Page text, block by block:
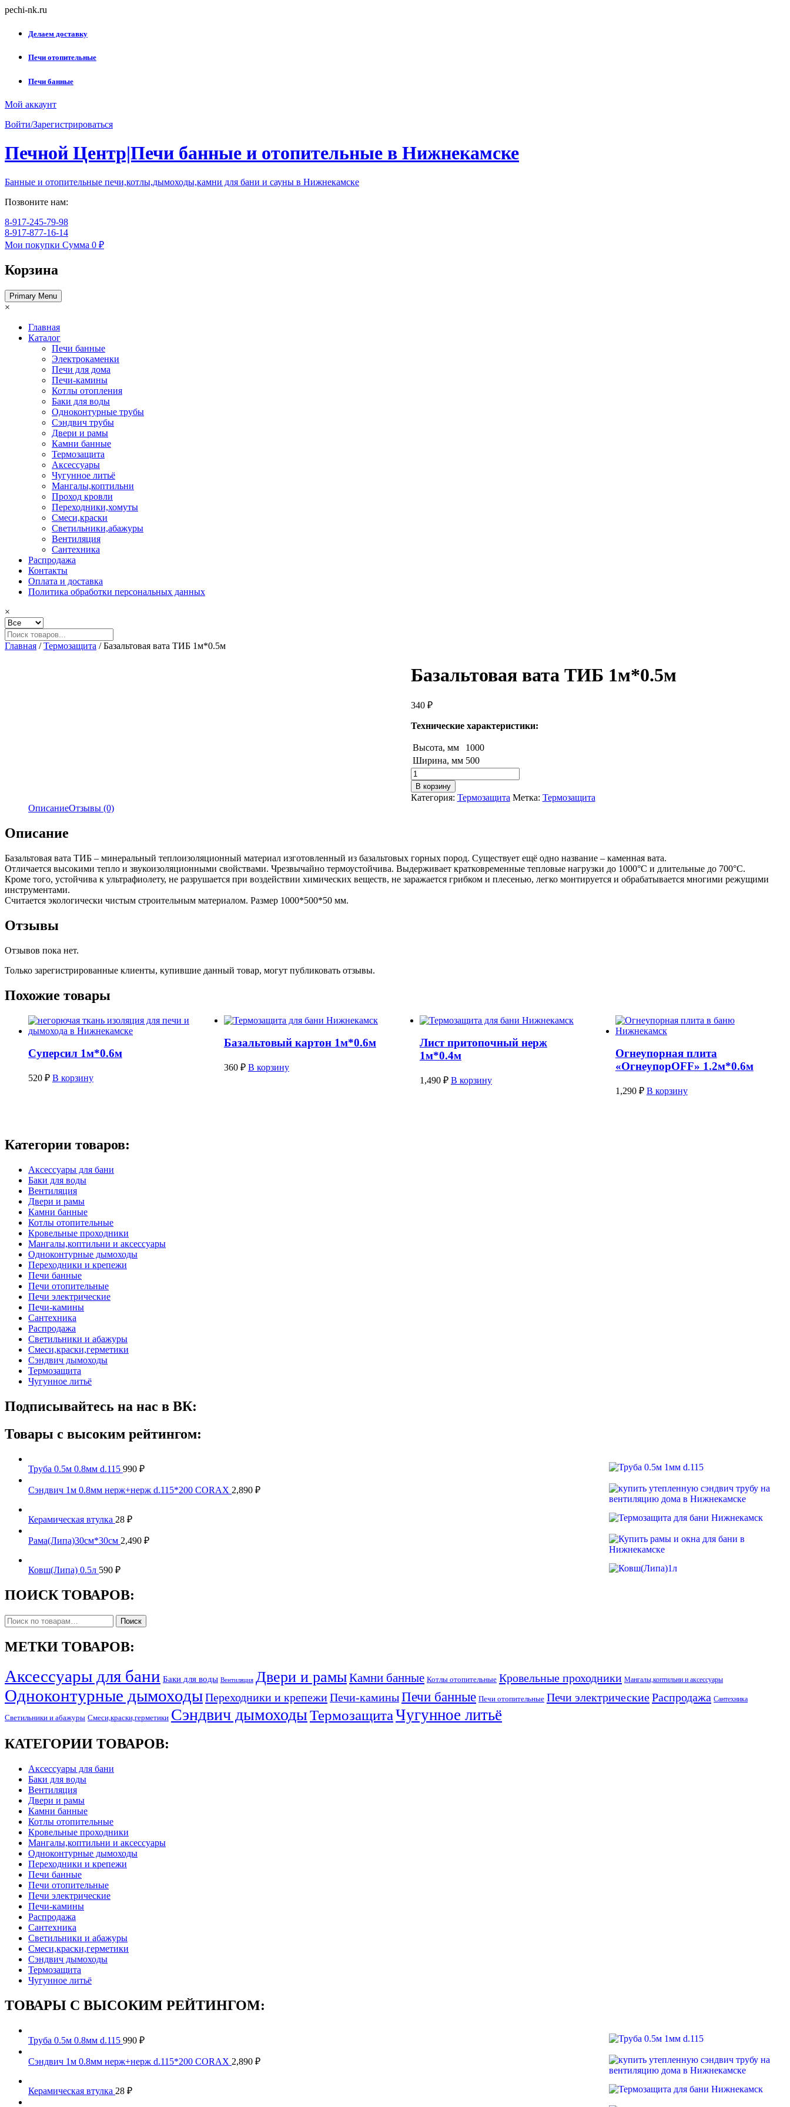
Skip
content
pechi-nk.ru
Делаем доставку
Печи отопительные
Печи банные
Мой аккаунт
Войти/Зарегистрироваться
Печной Центр|Печи банные и отопительные в Нижнекамске
Банные и отопительные печи,котлы,дымоходы,камни для бани и сауны в Нижнекамске
Позвоните нам:
8-917-245-79-98
8-917-877-16-14
Мои покупки Сумма 0 ₽
Корзина
Primary Menu
×
Главная
Каталог
Печи банные
Электрокаменки
Печи для дома
Печи-камины
Котлы отопления
Баки для воды
Одноконтурные трубы
Сэндвич трубы
Двери и рамы
Камни банные
Термозащита
Аксессуары
Чугунное литьё
Мангалы,коптильни
Проход кровли
Переходники,хомуты
Смеси,краски
Светильники,абажуры
Вентиляция
Сантехника
Распродажа
Контакты
Оплата и доставка
Политика обработки персональных данных
×
Главная /Термозащита / Базальтовая вата ТИБ 1м*0.5м
Базальтовая вата ТИБ 1м*0.5м
340 ₽
Технические характеристики:
Высота, мм
1000
Ширина, мм 500
Количество
товара
Базальтовая
вата
В корзину
Категория: Термозащита Метка: Термозащита
ОписаниеОтзывы (0)
Описание
Базальтовая вата ТИБ – минеральный теплоизоляционный материал изготовленный из базальтовых горных пород. Существует ещё одно название – каменная вата.
Отличается высокими тепло и звукоизоляционными свойствами. Чрезвычайно термоустойчива. Выдерживает кратковременные тепловые нагрузки до 1000°С и длительные до 700°С.
Кроме того, устойчива к ультрафиолету, не разрушается при воздействии химических веществ, не заражается грибком и плесенью, легко монтируется и обрабатывается многими режущими
инструментами.
Считается экологически чистым строительным материалом. Размер 1000*500*50 мм.
Отзывы
Отзывов пока нет.
Только зарегистрированные клиенты, купившие данный товар, могут публиковать отзывы.
Похожие товары
Суперсил 1м*0.6м
520 ₽ В корзину
Базальтовый картон 1м*0.6м
360 ₽ В корзину
Лист притопочный нерж
1м*0.4м
1,490 ₽ В корзину
Огнеупорная плита
«ОгнеупорOFF» 1.2м*0.6м
1,290 ₽ В корзину
Категории товаров:
Аксессуары для бани
Баки для воды
Вентиляция
Двери и рамы
Камни банные
Котлы отопительные
Кровельные проходники
Мангалы,коптильни и аксессуары
Одноконтурные дымоходы
Переходники и крепежи
Печи банные
Печи отопительные
Печи электрические
Печи-камины
Сантехника
Распродажа
Светильники и абажуры
Смеси,краски,герметики
Сэндвич дымоходы
Термозащита
Чугунное литьё
Подписывайтесь на нас в ВК:
Товары с высоким рейтингом:
Труба 0.5м 0.8мм d.115 990 ₽
Сэндвич 1м 0.8мм нерж+нерж d.115*200 CORAX 2,890 ₽
Керамическая втулка 28 ₽
Рама(Липа)30см*30см 2,490 ₽
Ковш(Липа) 0.5л 590 ₽
ПОИСК ТОВАРОВ:
Искать: Поиск
МЕТКИ ТОВАРОВ:
Аксессуары для бани Баки для воды Вентиляция Двери и рамыКамни банные Котлы отопительные Кровельные проходники Мангалы,коптильни и аксессуары
Одноконтурные дымоходыПереходники и крепежиПечи-каминыПечи банные Печи отопительные Печи электрическиеРаспродажа Сантехника
Светильники и абажуры Смеси,краски,герметики Сэндвич дымоходыТермозащитаЧугунное литьё
КАТЕГОРИИ ТОВАРОВ:
Аксессуары для бани
Баки для воды
Вентиляция
Двери и рамы
Камни банные
Котлы отопительные
Кровельные проходники
Мангалы,коптильни и аксессуары
Одноконтурные дымоходы
Переходники и крепежи
Печи банные
Печи отопительные
Печи электрические
Печи-камины
Распродажа
Сантехника
Светильники и абажуры
Смеси,краски,герметики
Сэндвич дымоходы
Термозащита
Чугунное литьё
ТОВАРЫ С ВЫСОКИМ РЕЙТИНГОМ:
Труба 0.5м 0.8мм d.115 990 ₽
Сэндвич 1м 0.8мм нерж+нерж d.115*200 CORAX 2,890 ₽
Керамическая втулка 28 ₽